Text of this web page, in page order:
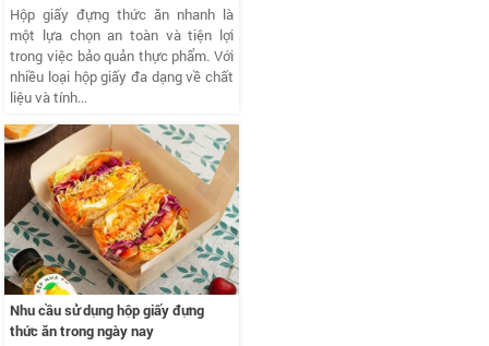
Hộp giấy đựng thức ăn nhanh là
một lựa chọn an toàn và tiện lợi
trong việc bảo quản thực phẩm. Với
nhiều loại hộp giấy đa dạng về chất
liệu và tính...
Nhu cầu sử dụng hộp giấy đựng
thức ăn trong ngày nay